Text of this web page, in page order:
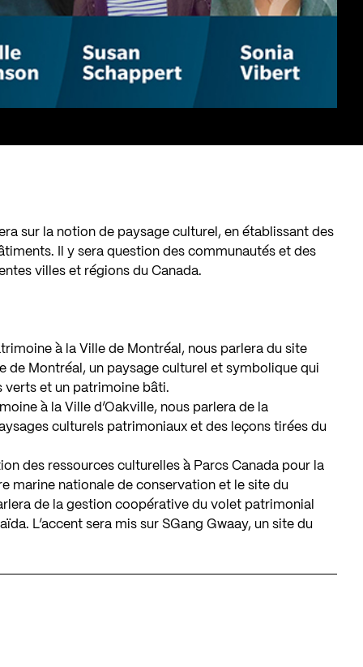
sur la notion de paysage culturel, en établissant des
Il y sera question des communautés et des
villes et régions du Canada.
à la Ville de Montréal, nous parlera du site
de Montréal, un paysage culturel et symbolique qui
verts et un patrimoine bâti.
à la Ville d’Oakville, nous parlera de la
culturels patrimoniaux et des leçons tirées du
des ressources culturelles à Parcs Canada pour la
marine nationale de conservation et le site du
de la gestion coopérative du volet patrimonial
L’accent sera mis sur SGang Gwaay, un site du